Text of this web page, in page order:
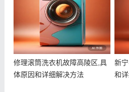
修理滚筒洗衣机故障高陵区,具
体原因和详细解决方法
新
和